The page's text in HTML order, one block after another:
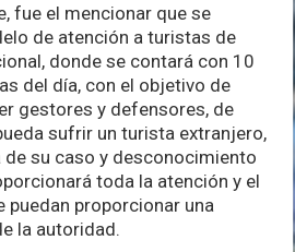
fue el mencionar que se
de atención a turistas de
donde se contará con 10
del día, con el objetivo de
gestores y defensores, de
sufrir un turista extranjero,
de su caso y desconocimiento
toda la atención y el
puedan proporcionar una
la autoridad.